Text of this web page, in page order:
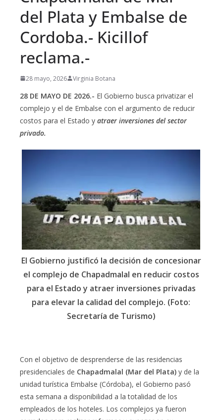
del Plata y Embalse de
Cordoba.- Kicillof
reclama.-
28 mayo, 2026 Virginia Botana
28 DE MAYO DE 2026.- El Gobierno busca privatizar el
complejo y el de Embalse con el argumento de reducir
costos para el Estado y atraer inversiones del sector
privado.
El Gobierno justificó la decisión de concesionar
el complejo de Chapadmalal en reducir costos
para el Estado y atraer inversiones privadas
para elevar la calidad del complejo. (Foto:
Secretaría de Turismo)
Con el objetivo de desprenderse de las residencias
presidenciales de Chapadmalal (Mar del Plata) y de la
unidad turística Embalse (Córdoba), el Gobierno pasó
esta semana a disponibilidad a la totalidad de los
empleados de los hoteles. Los complejos ya fueron